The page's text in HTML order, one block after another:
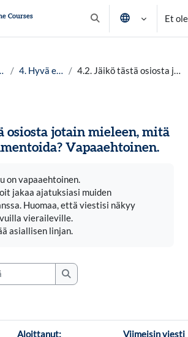
Courses
Vaihda hakusyöttöä
Et
lv. 25-26 4. Hyvä elämä kestävyysmurroksessa 4.2. Jäikö tästä osiosta jotain mieleen, mitä haluaisit kommentoida? Vapaaehtoinen.
osiosta jotain mieleen, mitä
Vapaaehtoinen.
on vapaaehtoinen.
jakaa ajatuksiasi muiden
Huomaa, että viestisi näkyy
vieraileville.
asiallisen linjan.
Etsi viesteistä
Aloittanut: Viimeisin viesti